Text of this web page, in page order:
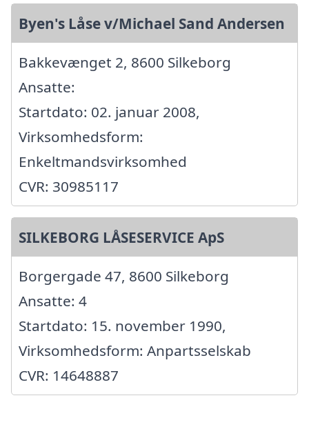
Byen's Låse v/Michael Sand Andersen
Bakkevænget 2, 8600 Silkeborg
Ansatte:
Startdato: 02. januar 2008,
Virksomhedsform:
Enkeltmandsvirksomhed
CVR: 30985117
SILKEBORG LÅSESERVICE ApS
Borgergade 47, 8600 Silkeborg
Ansatte: 4
Startdato: 15. november 1990,
Virksomhedsform: Anpartsselskab
CVR: 14648887